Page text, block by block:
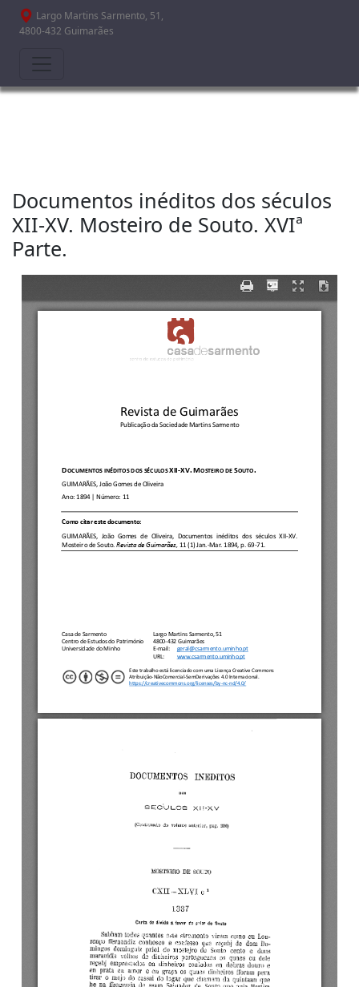
Passar para o conteúdo principal
Largo Martins Sarmento, 51,
4800-432 Guimarães
Documentos inéditos dos séculos
XII-XV. Mosteiro de Souto. XVIª
Parte.